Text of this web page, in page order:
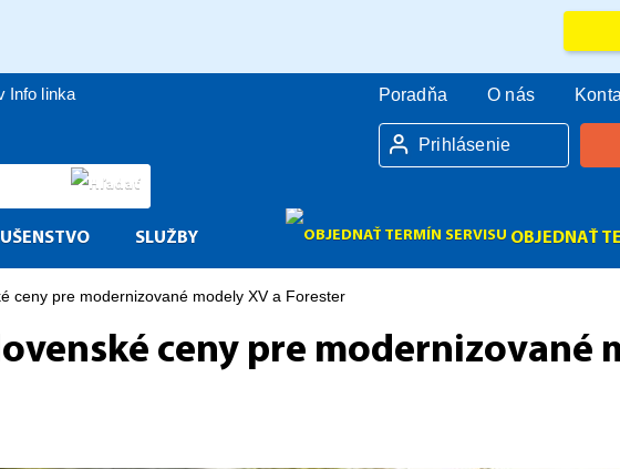
Prihlásenie
Info linka Poradňa O nás
SLUŽBY OBJEDNAŤ
ceny pre modernizované modely XV a Forester
ceny pre modernizované